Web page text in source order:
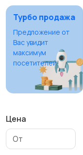
Турбо продажа
Предложение от
Вас увидит
максимум
посетителей!
Цена